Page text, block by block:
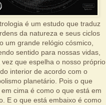
é um estudo que traduz
da natureza e seus ciclos
um grande relógio cósmico,
sentido para nossas vidas,
vez que espelha o nosso próprio
interior de acordo com o
planetário. Pois o que
cima é como o que está em
E o que está embaixo é como